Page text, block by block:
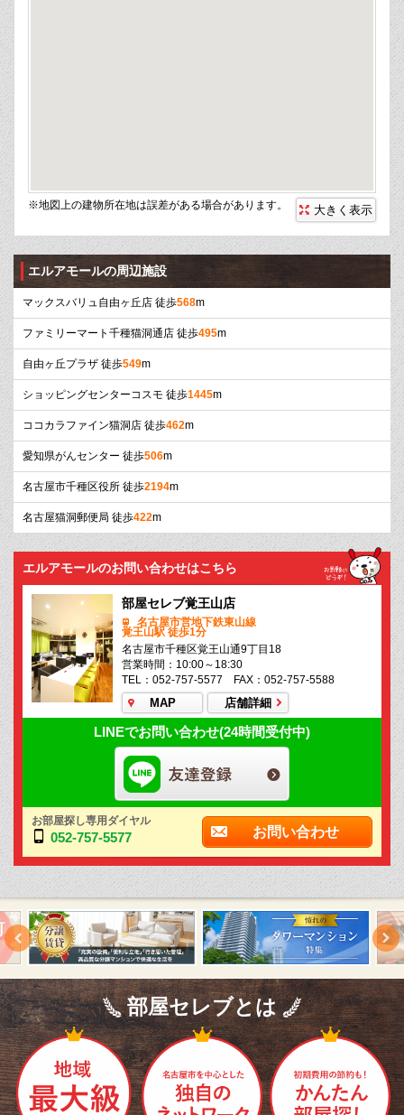
※地図上の建物所在地は誤差がある場合があります。 大きく表示
エルアモールの周辺施設
マックスバリュ自由ヶ丘店 徒歩568m
ファミリーマート千種猫洞通店 徒歩495m
自由ヶ丘プラザ 徒歩549m
ショッピングセンターコスモ 徒歩1445m
ココカラファイン猫洞店 徒歩462m
愛知県がんセンター 徒歩506m
名古屋市千種区役所 徒歩2194m
名古屋猫洞郵便局 徒歩422m
エルアモールのお問い合わせはこちら
部屋セレブ覚王山店
名古屋市営地下鉄東山線
覚王山駅 徒歩1分
名古屋市千種区覚王山通9丁目18
営業時間：10:00～18:30
TEL：052-757-5577 FAX：052-757-5588
MAP 店舗詳細
LINEでお問い合わせ(24時間受付中)
お部屋探し専用ダイヤル
052-757-5577 お問い合わせ
部屋セレブとは